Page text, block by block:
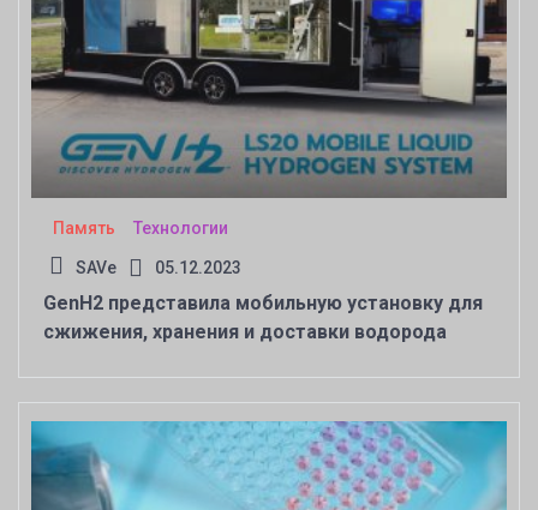
Память Технологии
SAVe 05.12.2023
GenH2 представила мобильную установку для
сжижения, хранения и доставки водорода